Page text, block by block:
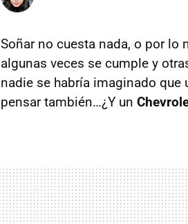
Soñar no cuesta nada, o por lo
algunas veces se cumple y
nadie se habría imaginado
pensar también…¿Y un